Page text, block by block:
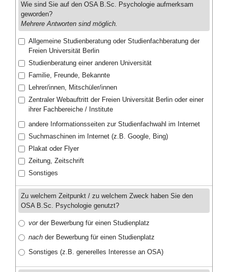
Wie sind Sie auf den OSA B.Sc. Psychologie aufmerksam
geworden?
Mehrere Antworten sind möglich.
Allgemeine Studienberatung oder Studienfachberatung der
Freien Universität Berlin
Studienberatung einer anderen Universität
Familie, Freunde, Bekannte
Lehrer/innen, Mitschüler/innen
Zentraler Webauftritt der Freien Universität Berlin oder einer
ihrer Fachbereiche / Institute
andere Informationsseiten zur Studienfachwahl im Internet
Suchmaschinen im Internet (z.B. Google, Bing)
Plakat oder Flyer
Zeitung, Zeitschrift
Sonstiges
Zu welchem Zeitpunkt / zu welchem Zweck haben Sie den
OSA B.Sc. Psychologie genutzt?
vorder Bewerbung für einen Studienplatz
nach der Bewerbung für einen Studienplatz
Sonstiges (z.B. generelles Interesse an OSA)